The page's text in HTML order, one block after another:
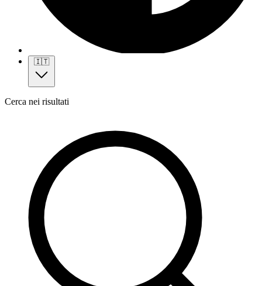
🇮🇹
Cerca nei risultati